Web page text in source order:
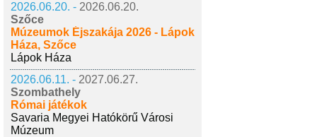
2026.06.20. - 2026.06.20.
Szőce
Múzeumok Éjszakája 2026 - Lápok
Háza, Szőce
Lápok Háza
2026.06.11. - 2027.06.27.
Szombathely
Római játékok
Savaria Megyei Hatókörű Városi
Múzeum